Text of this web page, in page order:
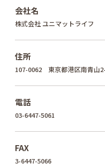
会社名
株式会社 ユニマットライフ
住所
107-0062 東京都港区南青山
電話
03-6447-5061
FAX
3-6447-5066